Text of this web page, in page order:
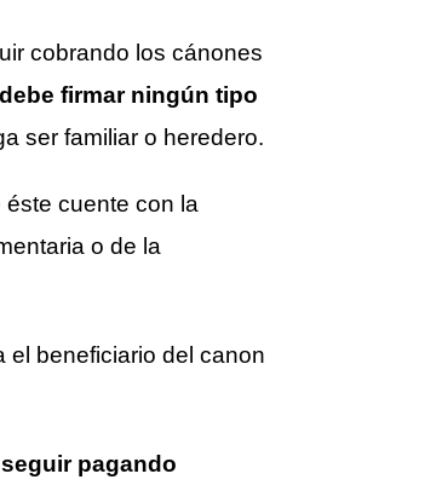
cobrando los cánones
firmar ningún tipo
ser familiar o heredero.
cuente con la
o de la
beneficiario del canon
pagando